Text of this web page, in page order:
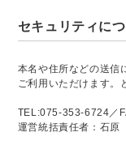
セキュリティに
本名や住所などの送信
ご利用いただけます。
TEL:075-353-6724／
運営統括責任者：石